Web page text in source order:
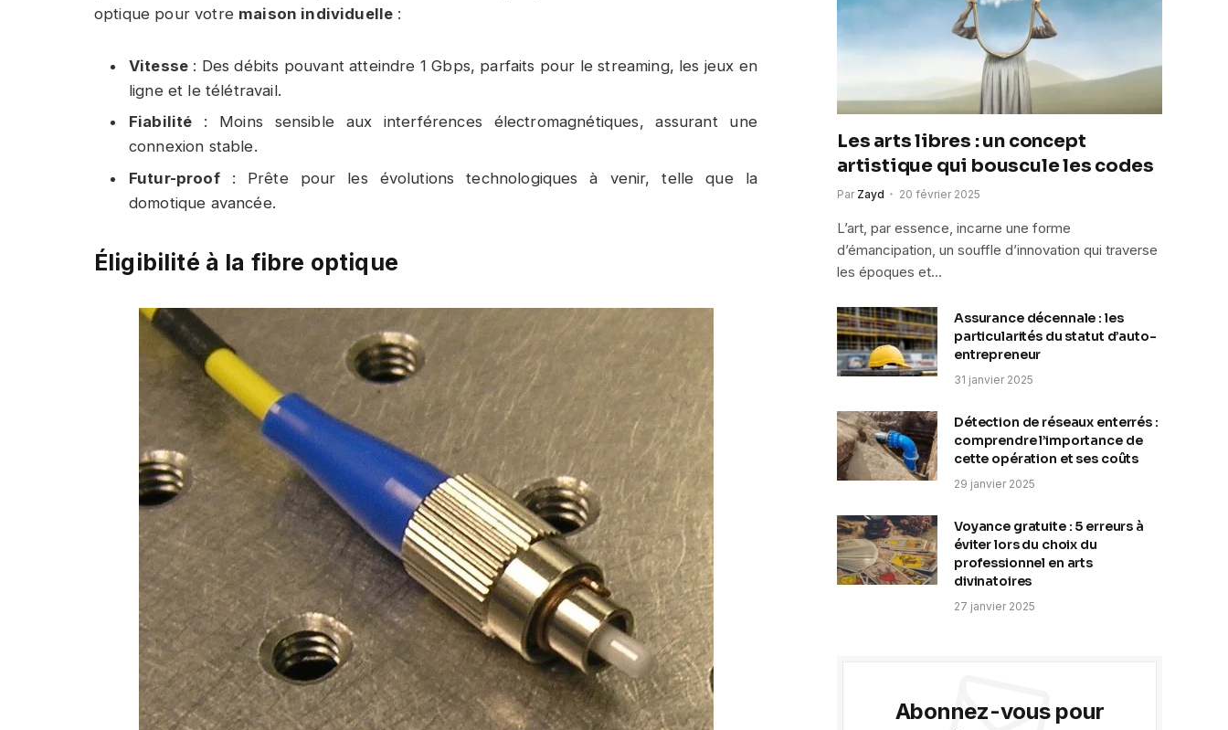
optique pour votre maison individuelle :
Vitesse : Des débits pouvant atteindre 1 Gbps, parfaits pour le streaming, les jeux en
ligne et le télétravail.
Fiabilité : Moins sensible aux interférences électromagnétiques, assurant une
connexion stable.
Futur-proof: Prête pour les évolutions technologiques à venir, telle que la
domotique avancée.
Éligibilité à la fibre optique
Les arts libres : un concept
artistique qui bouscule les codes
Par Zayd 20 février 2025
L’art, par essence, incarne une forme
d’émancipation, un souffle d’innovation qui traverse
les époques et…
Assurance décennale : les
particularités du statut d’auto-
entrepreneur
31 janvier 2025
Détection de réseaux enterrés :
comprendre l’importance de
cette opération et ses coûts
29 janvier 2025
Voyance gratuite : 5 erreurs à
éviter lors du choix du
professionnel en arts
divinatoires
27 janvier 2025
Abonnez-vous pour